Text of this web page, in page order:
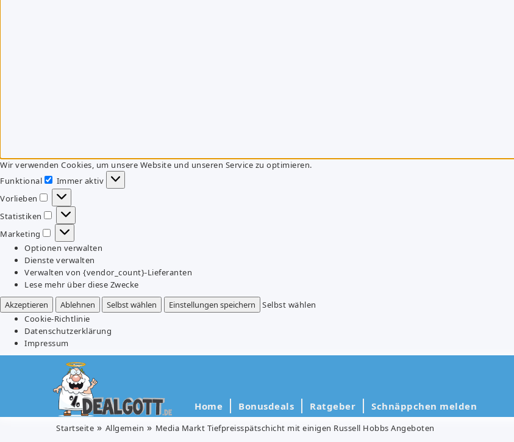
Wir verwenden Cookies, um unsere Website und unseren Service zu optimieren.
Funktional
Funktional
Immer aktiv
Vorlieben
Vorlieben
Statistiken
Statistiken
Marketing
Marketing
Optionen verwalten
Dienste verwalten
Verwalten von {vendor_count}-Lieferanten
Lese mehr über diese Zwecke
Akzeptieren
Ablehnen Selbst wählen Einstellungen speichern
Selbst wählen
Cookie-Richtlinie
Datenschutzerklärung
Impressum
Home Bonusdeals Ratgeber Schnäppchen melden
Startseite Allgemein Media Markt Tiefpreisspätschicht mit einigen Russell Hobbs Angeboten